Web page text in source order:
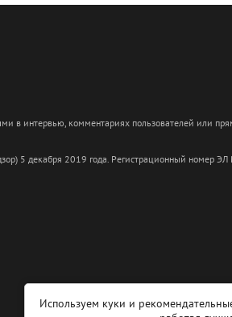
в интервью, комментариях пользователей или
5 декабря 2019 года. Регистрационный номер
Используем куки и